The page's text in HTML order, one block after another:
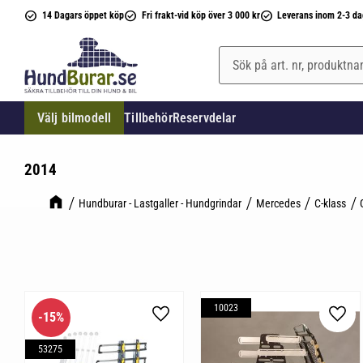
14 Dagars öppet köp Fri frakt-vid köp över 3 000 kr Leverans inom 2-3
Välj bilmodell TillbehörReservdelar
2014
Hundburar - Lastgaller - Hundgrindar Mercedes C-klass
15%
53275
Lägg till i favoriter
10023